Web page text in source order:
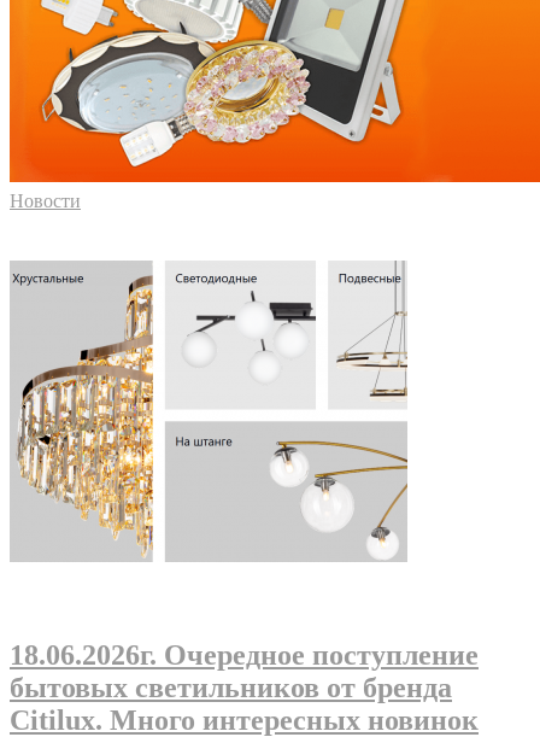
Новости
18.06.2026г. Очередное поступление
бытовых светильников от бренда
Citilux. Много интересных новинок